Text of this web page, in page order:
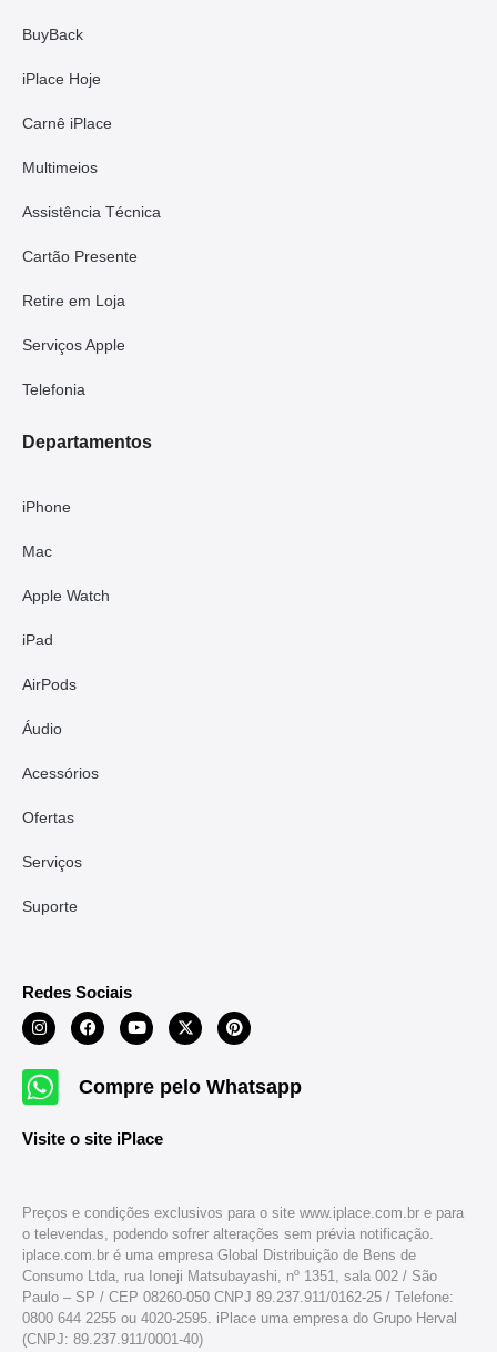
BuyBack
iPlace Hoje
Carnê iPlace
Multimeios
Assistência Técnica
Cartão Presente
Retire em Loja
Serviços Apple
Telefonia
Departamentos
iPhone
Mac
Apple Watch
iPad
AirPods
Áudio
Acessórios
Ofertas
Serviços
Suporte
Redes Sociais
Compre pelo Whatsapp
Visite o site iPlace
Preços e condições exclusivos para o site www.iplace.com.br e para
o televendas, podendo sofrer alterações sem prévia notificação.
iplace.com.br é uma empresa Global Distribuição de Bens de
Consumo Ltda, rua Ioneji Matsubayashi, nº 1351, sala 002 / São
Paulo – SP / CEP 08260-050 CNPJ 89.237.911/0162-25 / Telefone:
0800 644 2255 ou 4020-2595. iPlace uma empresa do Grupo Herval
(CNPJ: 89.237.911/0001-40)